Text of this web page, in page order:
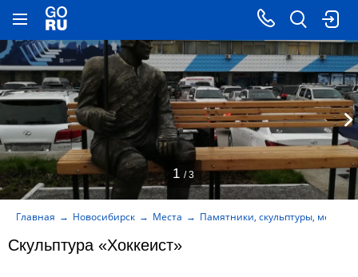
Скульптура «Хоккеист»
Главная Новосибирск Места Памятники, скульптуры,
1 / 3